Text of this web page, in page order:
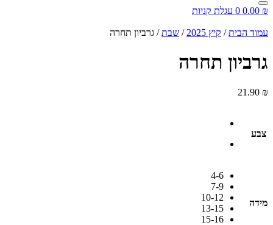
0.00
0 עגלת קניות
הבית/קיץ 2025 / שבת/ גרביון תחרה
תחרה
21.90
4-6
7-9
10-12
13-15
15-16